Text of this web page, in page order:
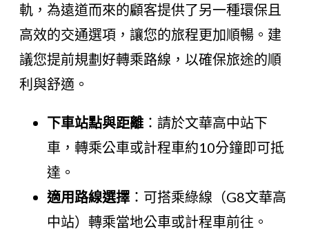
軌，為遠道而來的顧客提供了另一種環保且
高效的交通選項，讓您的旅程更加順暢。建
議您提前規劃好轉乘路線，以確保旅途的順
利與舒適。
下車站點與距離 ：請於文華高中站下
車，轉乘公車或計程車約10分鐘即可抵
達。
適用路線選擇 ：可搭乘綠線（G8文華高
中站）轉乘當地公車或計程車前往。